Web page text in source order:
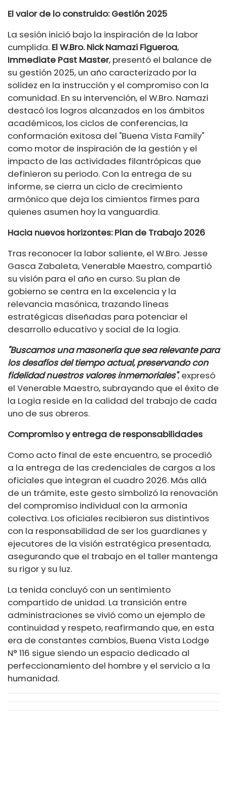
El valor de lo construido: Gestión 2025
La sesión inició bajo la inspiración de la labor
cumplida. El W.Bro. Nick Namazi Figueroa,
Immediate Past Master, presentó el balance de
su gestión 2025, un año caracterizado por la
solidez en la instrucción y el compromiso con la
comunidad. En su intervención, el W.Bro. Namazi
destacó los logros alcanzados en los ámbitos
académicos, los ciclos de conferencias, la
conformación exitosa del "Buena Vista Family"
como motor de inspiración de la gestión y el
impacto de las actividades filantrópicas que
definieron su periodo. Con la entrega de su
informe, se cierra un ciclo de crecimiento
armónico que deja los cimientos firmes para
quienes asumen hoy la vanguardia.
Hacia nuevos horizontes: Plan de Trabajo 2026
Tras reconocer la labor saliente, el W.Bro. Jesse
Gasca Zabaleta, Venerable Maestro, compartió
su visión para el año en curso. Su plan de
gobierno se centra en la excelencia y la
relevancia masónica, trazando líneas
estratégicas diseñadas para potenciar el
desarrollo educativo y social de la logia.
"Buscamos una masonería que sea relevante para
los desafíos del tiempo actual, preservando con
fidelidad nuestros valores inmemoriales", expresó
el Venerable Maestro, subrayando que el éxito de
la Logia reside en la calidad del trabajo de cada
uno de sus obreros.
Compromiso y entrega de responsabilidades
Como acto final de este encuentro, se procedió
a la entrega de las credenciales de cargos a los
oficiales que integran el cuadro 2026. Más allá
de un trámite, este gesto simbolizó la renovación
del compromiso individual con la armonía
colectiva. Los oficiales recibieron sus distintivos
con la responsabilidad de ser los guardianes y
ejecutores de la visión estratégica presentada,
asegurando que el trabajo en el taller mantenga
su rigor y su luz.
La tenida concluyó con un sentimiento
compartido de unidad. La transición entre
administraciones se vivió como un ejemplo de
continuidad y respeto, reafirmando que, en esta
era de constantes cambios, Buena Vista Lodge
N° 116 sigue siendo un espacio dedicado al
perfeccionamiento del hombre y el servicio a la
humanidad.